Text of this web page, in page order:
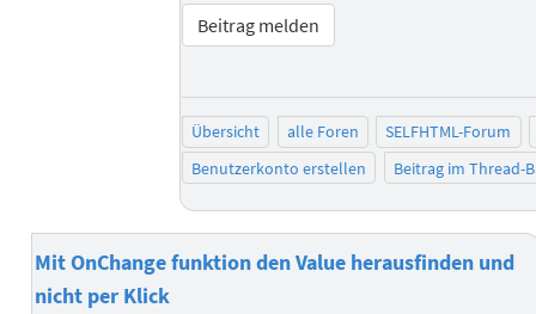
Beitrag melden
Übersicht alle Foren
SELFHTML-Forum
Benutzerkonto erstellen
Beitrag im Thread-
Mit OnChange funktion den Value herausfinden und
nicht per Klick